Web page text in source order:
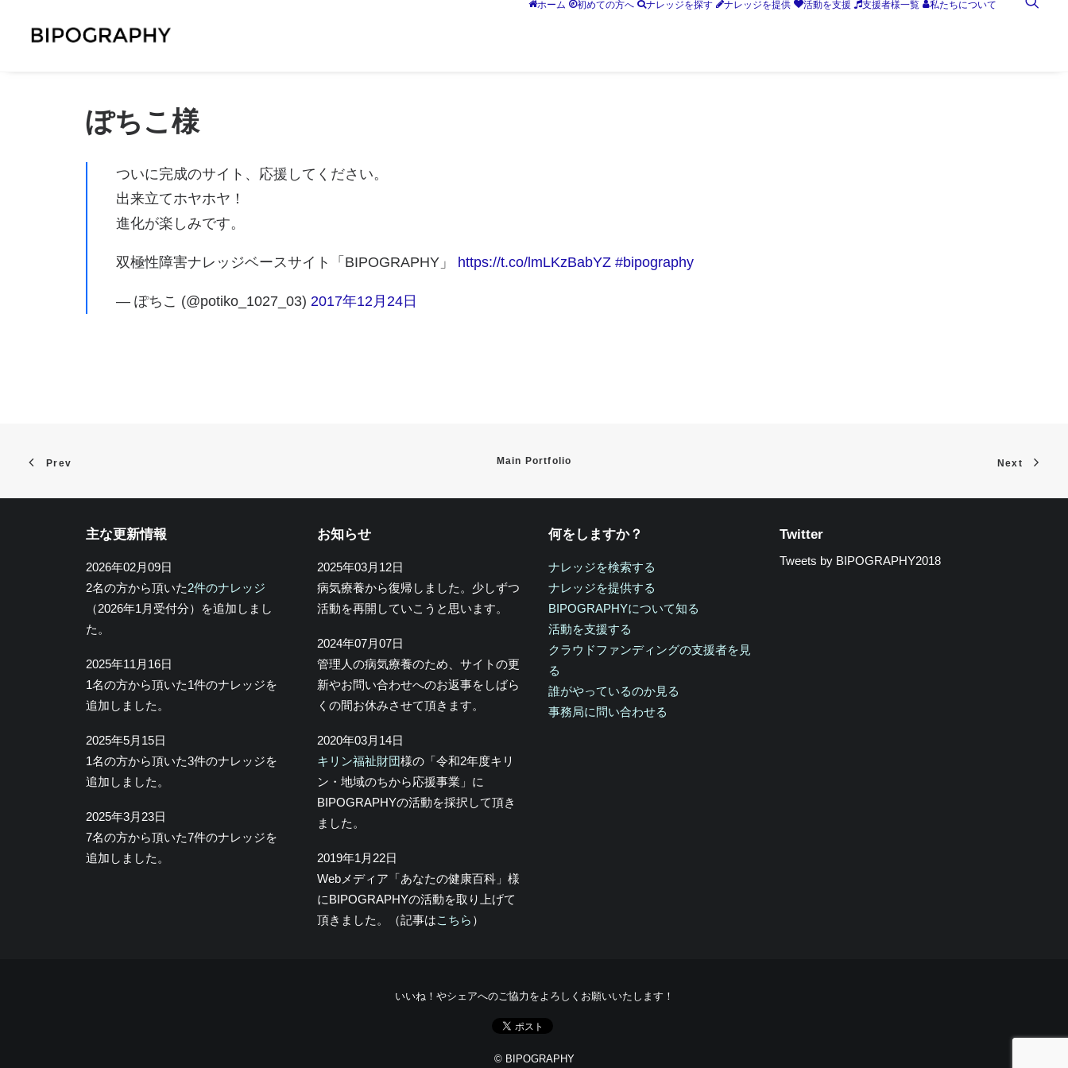
ホーム 初めての方へ ナレッジを探す ナレッジを提供 活動を支援 支援者様一覧 私たちについて
ぽちこ様
ついに完成のサイト、応援してください。
出来立てホヤホヤ！
進化が楽しみです。
双極性障害ナレッジベースサイト「BIPOGRAPHY」 https://t.co/lmLKzBabYZ #bipography
— ぽちこ (@potiko_1027_03) 2017年12月24日
Prev Main Portfolio Next
主な更新情報
2026年02月09日
2名の方から頂いた2件のナレッジ
（2026年1月受付分）を追加しまし
た。
2025年11月16日
1名の方から頂いた1件のナレッジを
追加しました。
2025年5月15日
1名の方から頂いた3件のナレッジを
追加しました。
2025年3月23日
7名の方から頂いた7件のナレッジを
追加しました。
お知らせ
2025年03月12日
病気療養から復帰しました。少しずつ
活動を再開していこうと思います。
2024年07月07日
管理人の病気療養のため、サイトの更
新やお問い合わせへのお返事をしばら
くの間お休みさせて頂きます。
2020年03月14日
キリン福祉財団様の「令和2年度キリ
ン・地域のちから応援事業」に
BIPOGRAPHYの活動を採択して頂き
ました。
2019年1月22日
Webメディア「あなたの健康百科」様
にBIPOGRAPHYの活動を取り上げて
頂きました。（記事はこちら ）
何をしますか？
ナレッジを検索する
ナレッジを提供する
BIPOGRAPHYについて知る
活動を支援する
クラウドファンディングの支援者を見
る
誰がやっているのか見る
事務局に問い合わせる
Twitter
Tweets by BIPOGRAPHY2018
いいね！やシェアへのご協力をよろしくお願いいたします！
© BIPOGRAPHY